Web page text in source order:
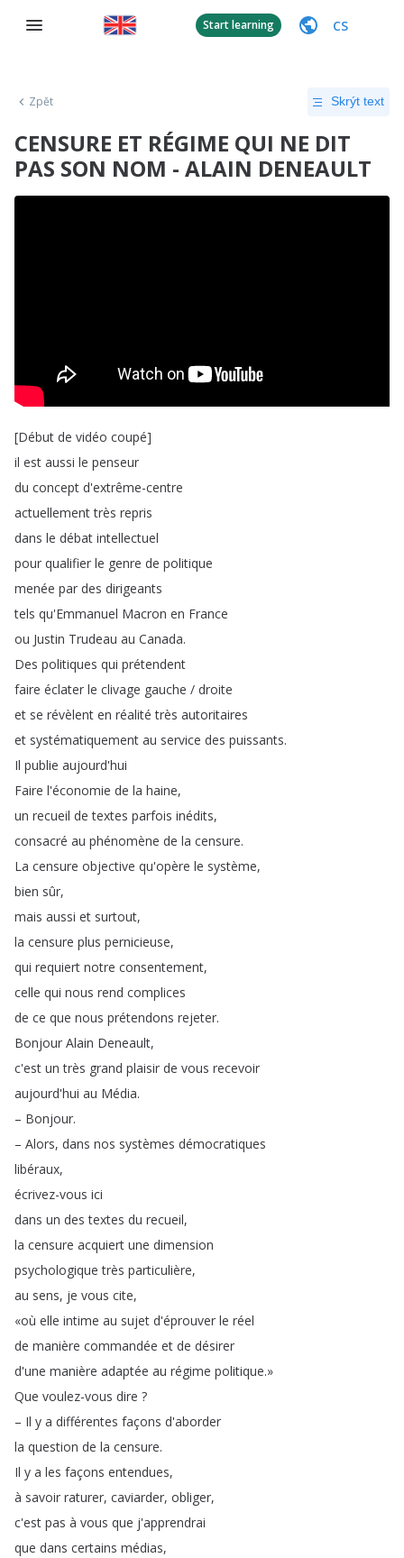
Start learning CS
Zpět Skrýt text
CENSURE ET RÉGIME QUI NE DIT
PAS SON NOM - ALAIN DENEAULT
[Début de vidéo coupé]
il est aussi le penseur
du concept d'extrême-centre
actuellement très repris
dans le débat intellectuel
pour qualifier le genre de politique
menée par des dirigeants
tels qu'Emmanuel Macron en France
ou Justin Trudeau au Canada.
Des politiques qui prétendent
faire éclater le clivage gauche / droite
et se révèlent en réalité très autoritaires
et systématiquement au service des puissants.
Il publie aujourd'hui
Faire l'économie de la haine,
un recueil de textes parfois inédits,
consacré au phénomène de la censure.
La censure objective qu'opère le système,
bien sûr,
mais aussi et surtout,
la censure plus pernicieuse,
qui requiert notre consentement,
celle qui nous rend complices
de ce que nous prétendons rejeter.
Bonjour Alain Deneault,
c'est un très grand plaisir de vous recevoir
aujourd'hui au Média.
– Bonjour.
– Alors, dans nos systèmes démocratiques
libéraux,
écrivez-vous ici
dans un des textes du recueil,
la censure acquiert une dimension
psychologique très particulière,
au sens, je vous cite,
«où elle intime au sujet d'éprouver le réel
de manière commandée et de désirer
d'une manière adaptée au régime politique.»
Que voulez-vous dire ?
– Il y a différentes façons d'aborder
la question de la censure.
Il y a les façons entendues,
à savoir raturer, caviarder, obliger,
c'est pas à vous que j'apprendrai
que dans certains médias,